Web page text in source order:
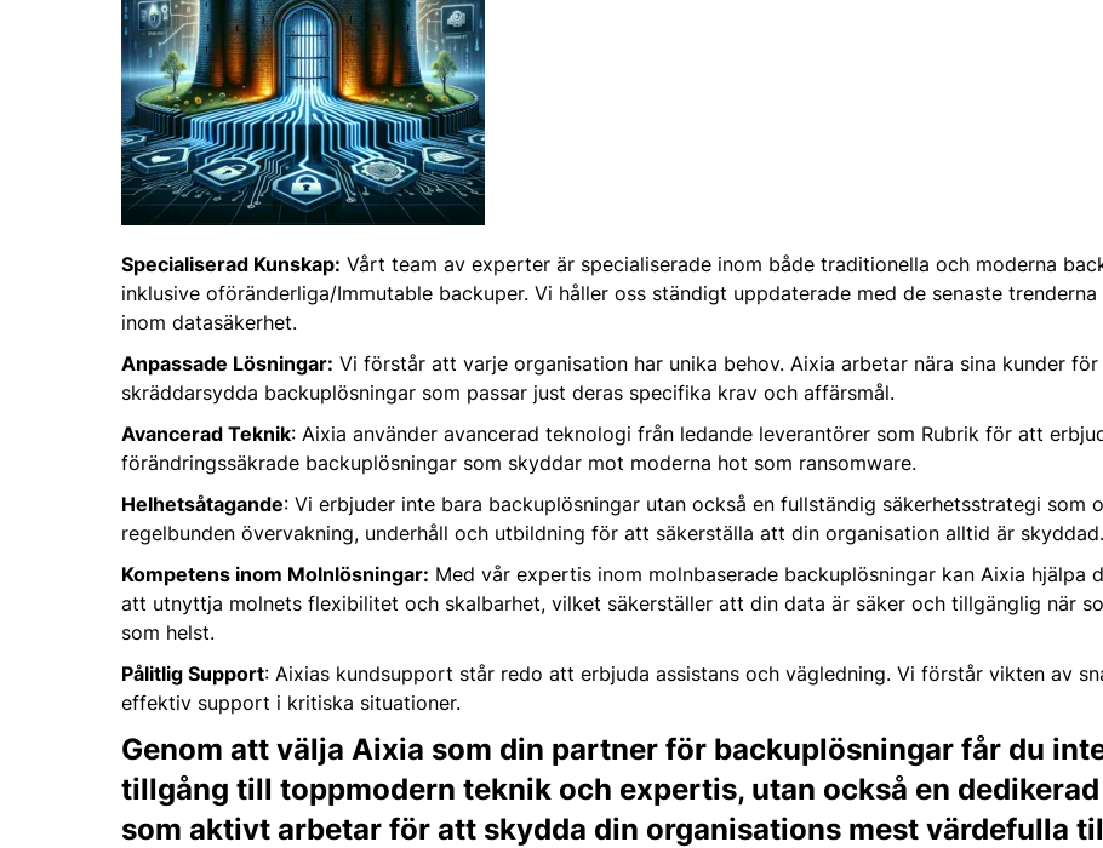
Specialiserad Kunskap: Vårt team av experter är specialiserade inom både traditionella och moderna
inklusive oföränderliga/Immutable backuper. Vi håller oss ständigt uppdaterade med de senaste
inom datasäkerhet.
Anpassade Lösningar: Vi förstår att varje organisation har unika behov. Aixia arbetar nära sina kunder
skräddarsydda backuplösningar som passar just deras specifika krav och affärsmål.
Avancerad Teknik: Aixia använder avancerad teknologi från ledande leverantörer som Rubrik för att
förändringssäkrade backuplösningar som skyddar mot moderna hot som ransomware.
Helhetsåtagande: Vi erbjuder inte bara backuplösningar utan också en fullständig säkerhetsstrategi som
regelbunden övervakning, underhåll och utbildning för att säkerställa att din organisation alltid är skyddad.
Kompetens inom Molnlösningar: Med vår expertis inom molnbaserade backuplösningar kan Aixia hjälpa
att utnyttja molnets flexibilitet och skalbarhet, vilket säkerställer att din data är säker och tillgänglig när
som helst.
Pålitlig Support: Aixias kundsupport står redo att erbjuda assistans och vägledning. Vi förstår vikten av
effektiv support i kritiska situationer.
Genom att välja Aixia som din partner för backuplösningar får du
tillgång till toppmodern teknik och expertis, utan också en
som aktivt arbetar för att skydda din organisations mest värdefulla